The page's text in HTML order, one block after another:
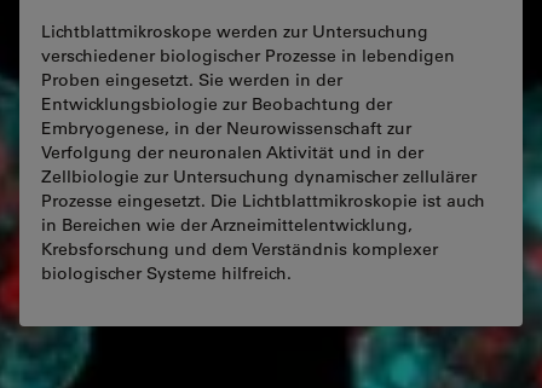
Lichtblattmikroskope werden zur Untersuchung
verschiedener biologischer Prozesse in lebendigen
Proben eingesetzt. Sie werden in der
Entwicklungsbiologie zur Beobachtung der
Embryogenese, in der Neurowissenschaft zur
Verfolgung der neuronalen Aktivität und in der
Zellbiologie zur Untersuchung dynamischer zellulärer
Prozesse eingesetzt. Die Lichtblattmikroskopie ist auch
in Bereichen wie der Arzneimittelentwicklung,
Krebsforschung und dem Verständnis komplexer
biologischer Systeme hilfreich.